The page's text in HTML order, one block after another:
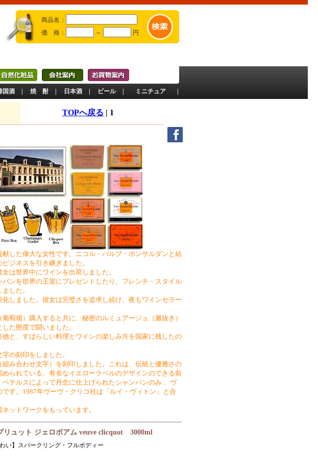
商品名：
価 格：
～ 円
国酒 焼 酎 日本酒 ビール ミニチュア
TOPへ戻る | 1
した偉大な女性です。ニコル・バルブ・ポンサルダンと結
ジネスを引き継ぎました。
は世界中にワインを出荷しました。
ンを世界の王室にプレゼントしたり、フレンチ・スタイル
した。
しました。彼女は完璧さを追求し続け、夜もワインセラー
萄畑）購入すると共に、秘密のルミュアージュ（澱抜き）
た態度で闘いました。
と、すばらしい料理とワインの楽しみ方を国家に残したの
の刻印をしました。
み合わせ文字）を刻印しました。これは、伝統と優雅さの
られている、有名なイエローラベルのデザインのできる前
テルスによって丹念に仕上げられたシャンパンのみ 、ヴ
す。1987年ヴーヴ・クリコ社は「ルイ・ヴィトン」と合
ネットワークをもっています。
リュット ジェロボアム veuve clicquot 3000ml
わい】スパークリング・フルボディー